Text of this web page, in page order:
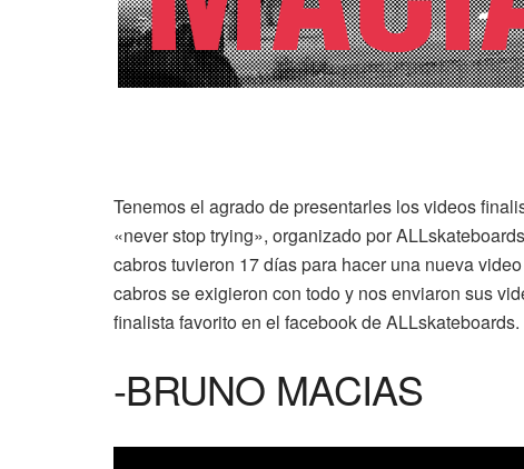
Tenemos el agrado de presentarles los videos
«never stop trying», organizado por
cabros tuvieron 17 días para hacer una nueva
cabros se exigieron con todo y nos enviaron sus
finalista favorito en el facebook de ALLskateboards.
-BRUNO MACIAS